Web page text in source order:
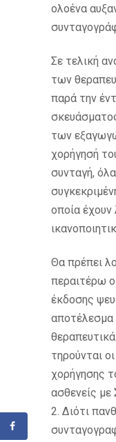
ολοένα
Σε τελική
των
παρά την
των
χορήγησή
συνταγή,
οποία έχουν
Θα πρέπει
περαιτέρω
έκδοσης
αποτέλεσμα
τηρούνται
χορήγησης
ασθενείς
2. Διότι